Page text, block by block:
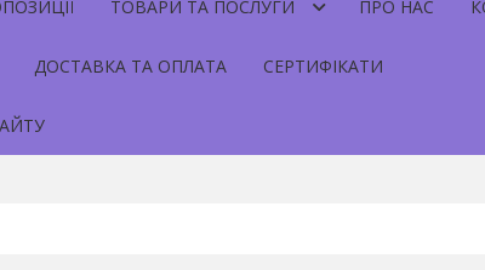
ТОВАРИ ТА ПОСЛУГИ ПРО НАС
ДОСТАВКА ТА ОПЛАТА СЕРТИФІКАТИ